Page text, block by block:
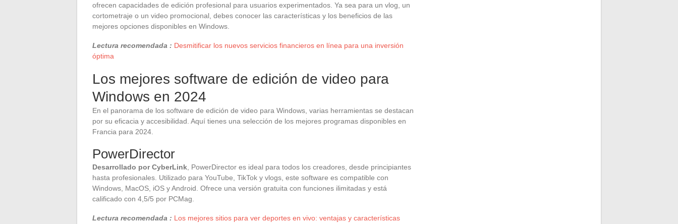
ofrecen capacidades de edición profesional para usuarios experimentados. Ya sea para un vlog, un
cortometraje o un video promocional, debes conocer las características y los beneficios de las
mejores opciones disponibles en Windows.
Lectura recomendada : Desmitificar los nuevos servicios financieros en línea para una inversión
óptima
Los mejores software de edición de video para
Windows en 2024
En el panorama de los software de edición de video para Windows, varias herramientas se destacan
por su eficacia y accesibilidad. Aquí tienes una selección de los mejores programas disponibles en
Francia para 2024.
PowerDirector
Desarrollado por CyberLink , PowerDirector es ideal para todos los creadores, desde principiantes
hasta profesionales. Utilizado para YouTube, TikTok y vlogs, este software es compatible con
Windows, MacOS, iOS y Android. Ofrece una versión gratuita con funciones ilimitadas y está
calificado con 4,5/5 por PCMag.
Lectura recomendada : Los mejores sitios para ver deportes en vivo: ventajas y características